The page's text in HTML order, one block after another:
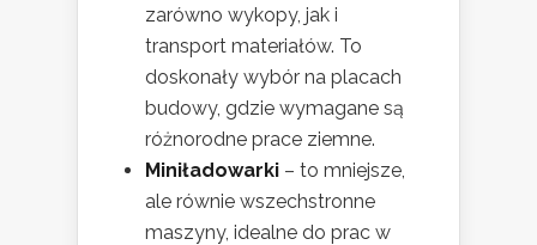
zarówno wykopy, jak i
transport materiałów. To
doskonały wybór na placach
budowy, gdzie wymagane są
różnorodne prace ziemne.
Miniładowarki – to mniejsze,
ale równie wszechstronne
maszyny, idealne do prac w